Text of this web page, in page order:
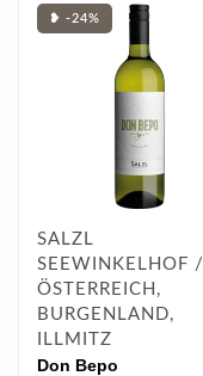
❥ -24%
SALZL
SEEWINKELHOF /
ÖSTERREICH,
BURGENLAND,
ILLMITZ
Don Bepo